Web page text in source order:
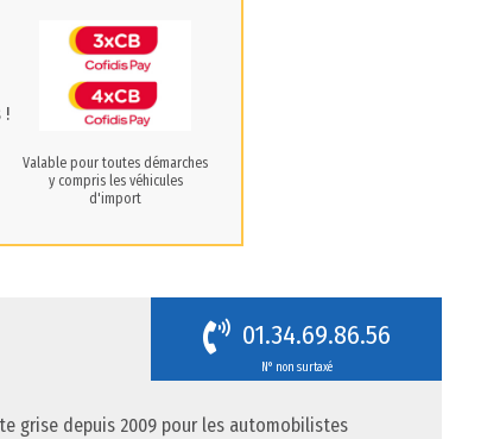
!
Valable pour toutes démarches
y compris les véhicules
d'import
01.34.69.86.56
N° non surtaxé
grise depuis 2009 pour les automobilistes